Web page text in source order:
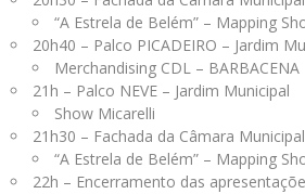
“A Estrela de Belém” – Mapping
20h40 – Palco PICADEIRO – Jardim
Merchandising CDL – BARBACENA
21h – Palco NEVE – Jardim Municipal
Show Micarelli
21h30 – Fachada da Câmara Municipal
“A Estrela de Belém” – Mapping
22h – Encerramento das